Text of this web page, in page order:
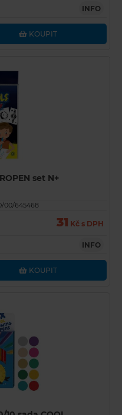
INFO
KOUPIT
set N+
00/645468
31 Kč s DPH
INFO
KOUPIT